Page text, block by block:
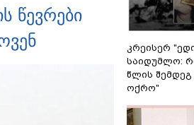
წევრები
კრეისერ
საიდუმლო:
წლის
ოქრო"